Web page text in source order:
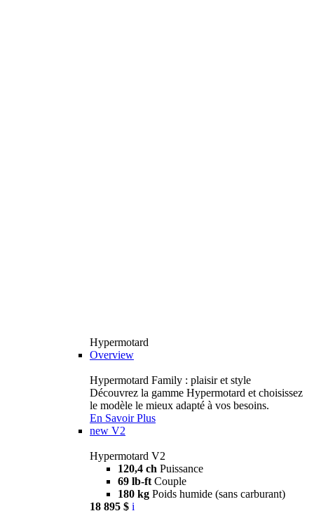
Hypermotard
Overview
Hypermotard Family : plaisir et style
Découvrez la gamme Hypermotard et choisissez
le modèle le mieux adapté à vos besoins.
En Savoir Plus
new V2
Hypermotard V2
120,4 ch Puissance
69 lb-ft Couple
180 kg Poids humide (sans carburant)
18 895 $ i